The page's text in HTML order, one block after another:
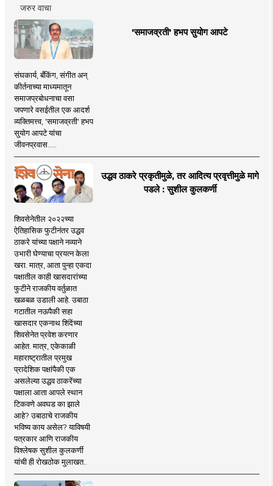
जरुर वाचा
'समाजव्रती' हभप सुयोग आपटे
संघकार्य, बँकिंग, संगीत अन्
कीर्तनाच्या माध्यमातून
समाजप्रबोधनाचा वसा
जपणारे वसईतील एक आदर्श
व्यक्तिमत्त्व, 'समाजव्रती' हभप
सुयोग आपटे यांचा
जीवनप्रवास.....
उद्धव ठाकरे प्रकृतीमुळे, तर आदित्य प्रवृत्तीमुळे मागे
पडले : सुशील कुलकर्णी
शिवसेनेतील २०२२च्या
ऐतिहासिक फुटीनंतर उद्धव
ठाकरे यांच्या पक्षाने नव्याने
उभारी घेण्याचा प्रयत्न केला
खरा. मात्र, आता पुन्हा एकदा
पक्षातील काही खासदारांच्या
फुटीने राजकीय वर्तुळात
खळबळ उडाली आहे. उबाठा
गटातील नऊपैकी सहा
खासदार एकनाथ शिंदेंच्या
शिवसेनेत प्रवेश करणार
आहेत. मात्र, एकेकाळी
महाराष्ट्रातील प्रमुख
प्रादेशिक पक्षांपैकी एक
असलेल्या उद्धव ठाकरेंच्या
पक्षाला आता आपले स्थान
टिकवणे अवघड का झाले
आहे? उबाठाचे राजकीय
भविष्य काय असेल? याविषयी
पत्रकार आणि राजकीय
विश्लेषक सुशील कुलकर्णी
यांची ही रोखठोक मुलाखत..